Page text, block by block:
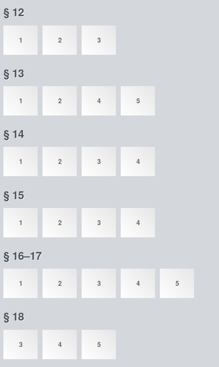
§ 12
1 2 3
§ 13
1 2 4 5
§ 14
1 2 3 4
§ 15
1 2 3 4
§ 16–17
1 2 3 4 5
§ 18
3 4 5